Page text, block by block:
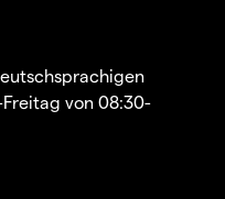
von 08:30-